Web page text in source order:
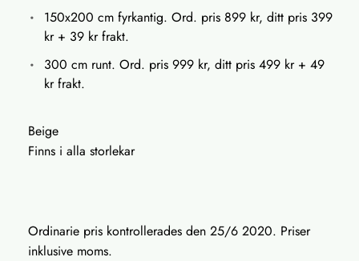
150x200 cm fyrkantig. Ord. pris 899 kr, ditt pris 399
kr + 39 kr frakt.
300 cm runt. Ord. pris 999 kr, ditt pris 499 kr + 49
kr frakt.
Beige
Finns i alla storlekar
Ordinarie pris kontrollerades den 25/6 2020. Priser
inklusive moms.